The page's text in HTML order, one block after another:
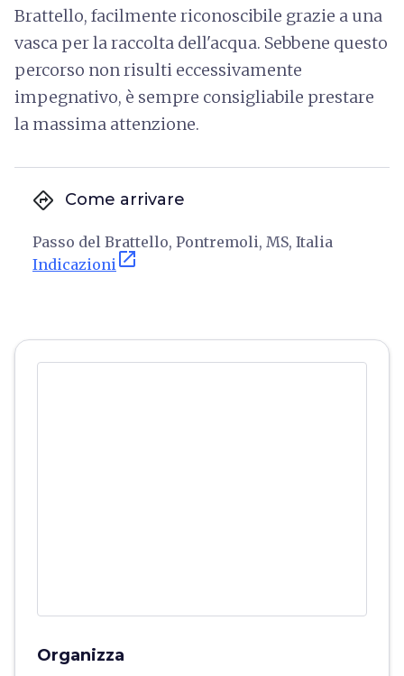
Brattello, facilmente riconoscibile grazie a una
vasca per la raccolta dell'acqua. Sebbene questo
percorso non risulti eccessivamente
impegnativo, è sempre consigliabile prestare
la massima attenzione.
directions Come arrivare
Passo del Brattello, Pontremoli, MS, Italia
Indicazioni open_in_new
Organizza